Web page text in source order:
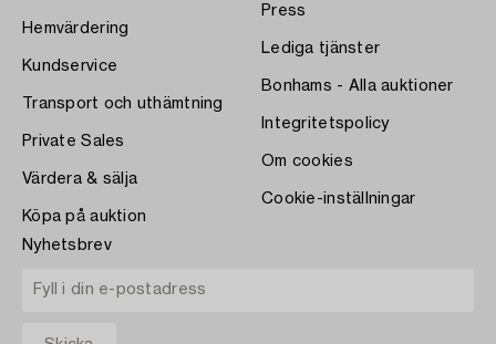
Hemvärdering
Kundservice
Transport och uthämtning
Private Sales
Värdera & sälja
Köpa på auktion
Press
Lediga tjänster
Bonhams - Alla auktioner
Integritetspolicy
Om cookies
Cookie-inställningar
Nyhetsbrev